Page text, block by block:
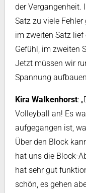
der Vergangenheit.
Satz zu viele
im zweiten Satz lief
Gefühl, im zweiten
Jetzt müssen wir
Spannung
Kira Walkenhorst:
Volleyball an! Es
aufgegangen ist,
Über den Block
hat uns die Block-
hat sehr gut
schön, es gehen